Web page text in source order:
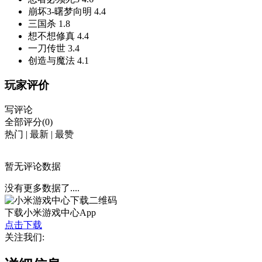
崩坏3-曙梦向明 4.4
三国杀 1.8
想不想修真 4.4
一刀传世 3.4
创造与魔法 4.1
玩家评价
写评论
全部评分(0)
热门 | 最新 | 最赞
暂无评论数据
没有更多数据了....
下载小米游戏中心App
点击下载
关注我们: